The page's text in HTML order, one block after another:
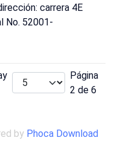
carrera 4E
No. 52001-
Página
2 de 6
by Phoca Download